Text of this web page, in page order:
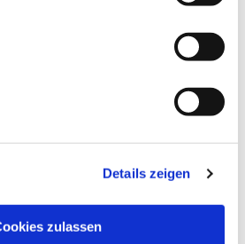
Details zeigen
zulassen